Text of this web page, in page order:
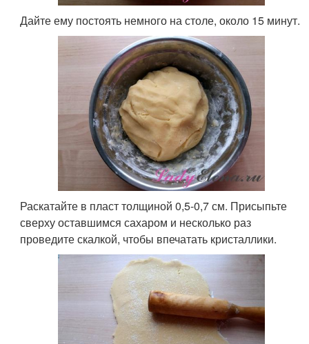
Дайте ему постоять немного на столе, около 15 минут.
Раскатайте в пласт толщиной 0,5-0,7 см. Присыпьте
сверху оставшимся сахаром и несколько раз
проведите скалкой, чтобы впечатать кристаллики.